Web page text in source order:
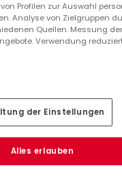
vente/34838-
magnifique-
5-ch-piscine-
ce bien
site Géorisques :
Zwischen
2023
Profilen zur Auswahl
Analyse von Zielgruppen
Quellen. Messung
Verwendung
der Einstellungen
Alles erlauben